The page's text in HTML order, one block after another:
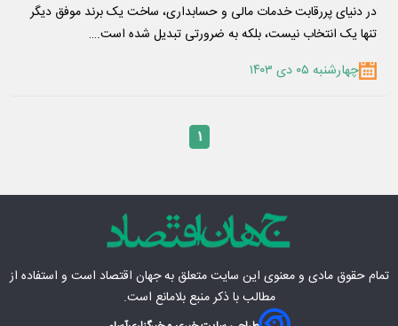
در دنیای پررقابت خدمات مالی و حسابداری، ساخت یک برند موفق دیگر
تنها یک انتخاب نیست، بلکه به ضرورتی تبدیل شده است.…
چهارشنبه ۰۵ دی ۱۴۰۳
۱
تمام حقوق مادی‌ و معنوی این سایت متعلق بهجهان اقتصاد است و استفاده از
مطالب با ذکر منبع بلامانع است.